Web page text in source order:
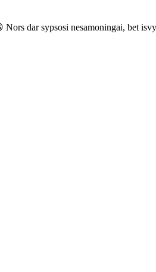
dar sypsosi nesamoningai, bet